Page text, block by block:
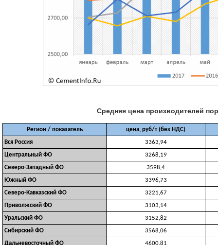
Средняя цена производителей
Регион / показатель
цена, руб/т (без НДС)
Вся Россия
3363,94
Центральный ФО
3268,19
Северо-Западный ФО
3598,4
Южный ФО
3396,73
Северо-Кавказский ФО
3221,67
Приволжский ФО
3103,14
Уральский ФО
3152,82
Сибирский ФО
3568,06
Дальневосточный ФО
4600,81